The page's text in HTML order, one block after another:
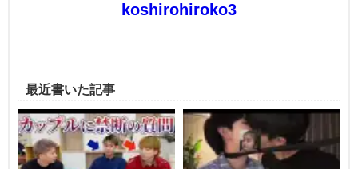
koshirohiroko3
最近書いた記事